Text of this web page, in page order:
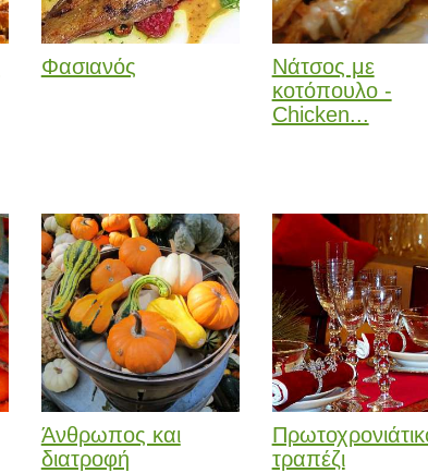
Φασιανός
Νάτσος με
κοτόπουλο -
Chicken...
Άνθρωπος και
διατροφή
τραπέζι